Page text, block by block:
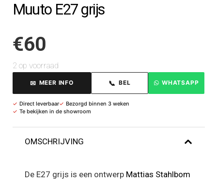
Muuto E27 grijs
€60
2 op voorraad
✉ MEER INFO 📞 BEL WHATSAPP
✓ Direct leverbaar✓ Bezorgd binnen 3 weken
✓ Te bekijken in de showroom
OMSCHRIJVING
De E27 grijs is een ontwerp Mattias Stahlbom